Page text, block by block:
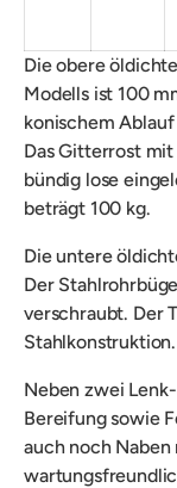
Die obere
Modells ist 100
konischem
DasGitterrost mit
bündig lose
beträgt 100 kg.
Die untere
Der
verschraubt. Der
Stahlkonstruktion.
Neben zwei
Bereifung sowie
auch noch